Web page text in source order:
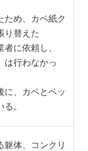
ため、カベ紙ク
り替えた
に依頼し、
は行わなかっ
に、カベとベッ
。
躯体、コンクリ